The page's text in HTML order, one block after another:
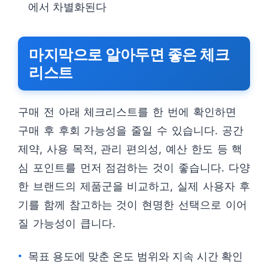
에서 차별화된다
마지막으로 알아두면 좋은 체크
리스트
구매 전 아래 체크리스트를 한 번에 확인하면
구매 후 후회 가능성을 줄일 수 있습니다. 공간
제약, 사용 목적, 관리 편의성, 예산 한도 등 핵
심 포인트를 먼저 점검하는 것이 좋습니다. 다양
한 브랜드의 제품군을 비교하고, 실제 사용자 후
기를 함께 참고하는 것이 현명한 선택으로 이어
질 가능성이 큽니다.
목표 용도에 맞춘 온도 범위와 지속 시간 확인